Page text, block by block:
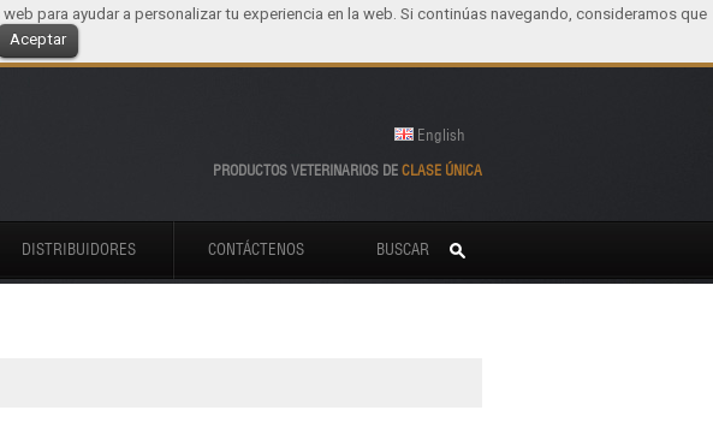
English
PRODUCTOS VETERINARIOS DE CLASE ÚNICA
DISTRIBUIDORES CONTÁCTENOS BUSCAR
para ayudar a personalizar tu experiencia en la web. Si continúas navegando, consideramos que
Aceptar